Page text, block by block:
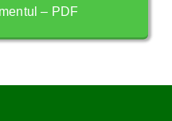
– PDF